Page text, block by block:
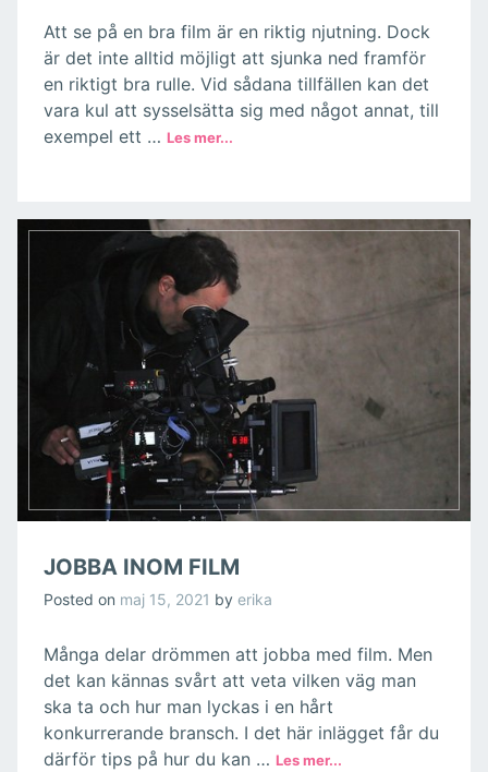
Att se på en bra film är en riktig njutning. Dock
är det inte alltid möjligt att sjunka ned framför
en riktigt bra rulle. Vid sådana tillfällen kan det
vara kul att sysselsätta sig med något annat, till
exempel ett …
JOBBA INOM FILM
Posted on maj 15, 2021 by erika
Många delar drömmen att jobba med film. Men
det kan kännas svårt att veta vilken väg man
ska ta och hur man lyckas i en hårt
konkurrerande bransch. I det här inlägget får du
därför tips på hur du kan …